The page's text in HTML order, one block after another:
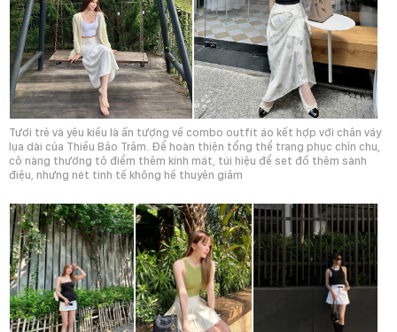
Tươi trẻ và yêu kiều là ấn tượng về combo outfit áo kết hợp với chân váy
lụa dài của Thiều Bảo Trâm. Để hoàn thiện tổng thể trang phục chỉn chu,
cô nàng thường tô điểm thêm kính mát, túi hiệu để set đồ thêm sành
điệu, nhưng nét tinh tế không hề thuyên giảm